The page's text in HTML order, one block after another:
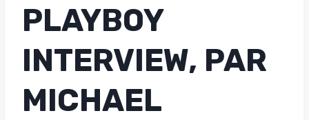
PLAYBOY
INTERVIEW, PAR
MICHAEL